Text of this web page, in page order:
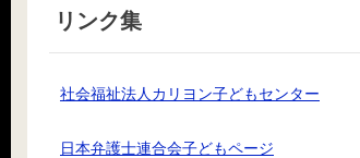
リンク集
社会福祉法人カリヨン子どもセンター
日本弁護士連合会子どもページ